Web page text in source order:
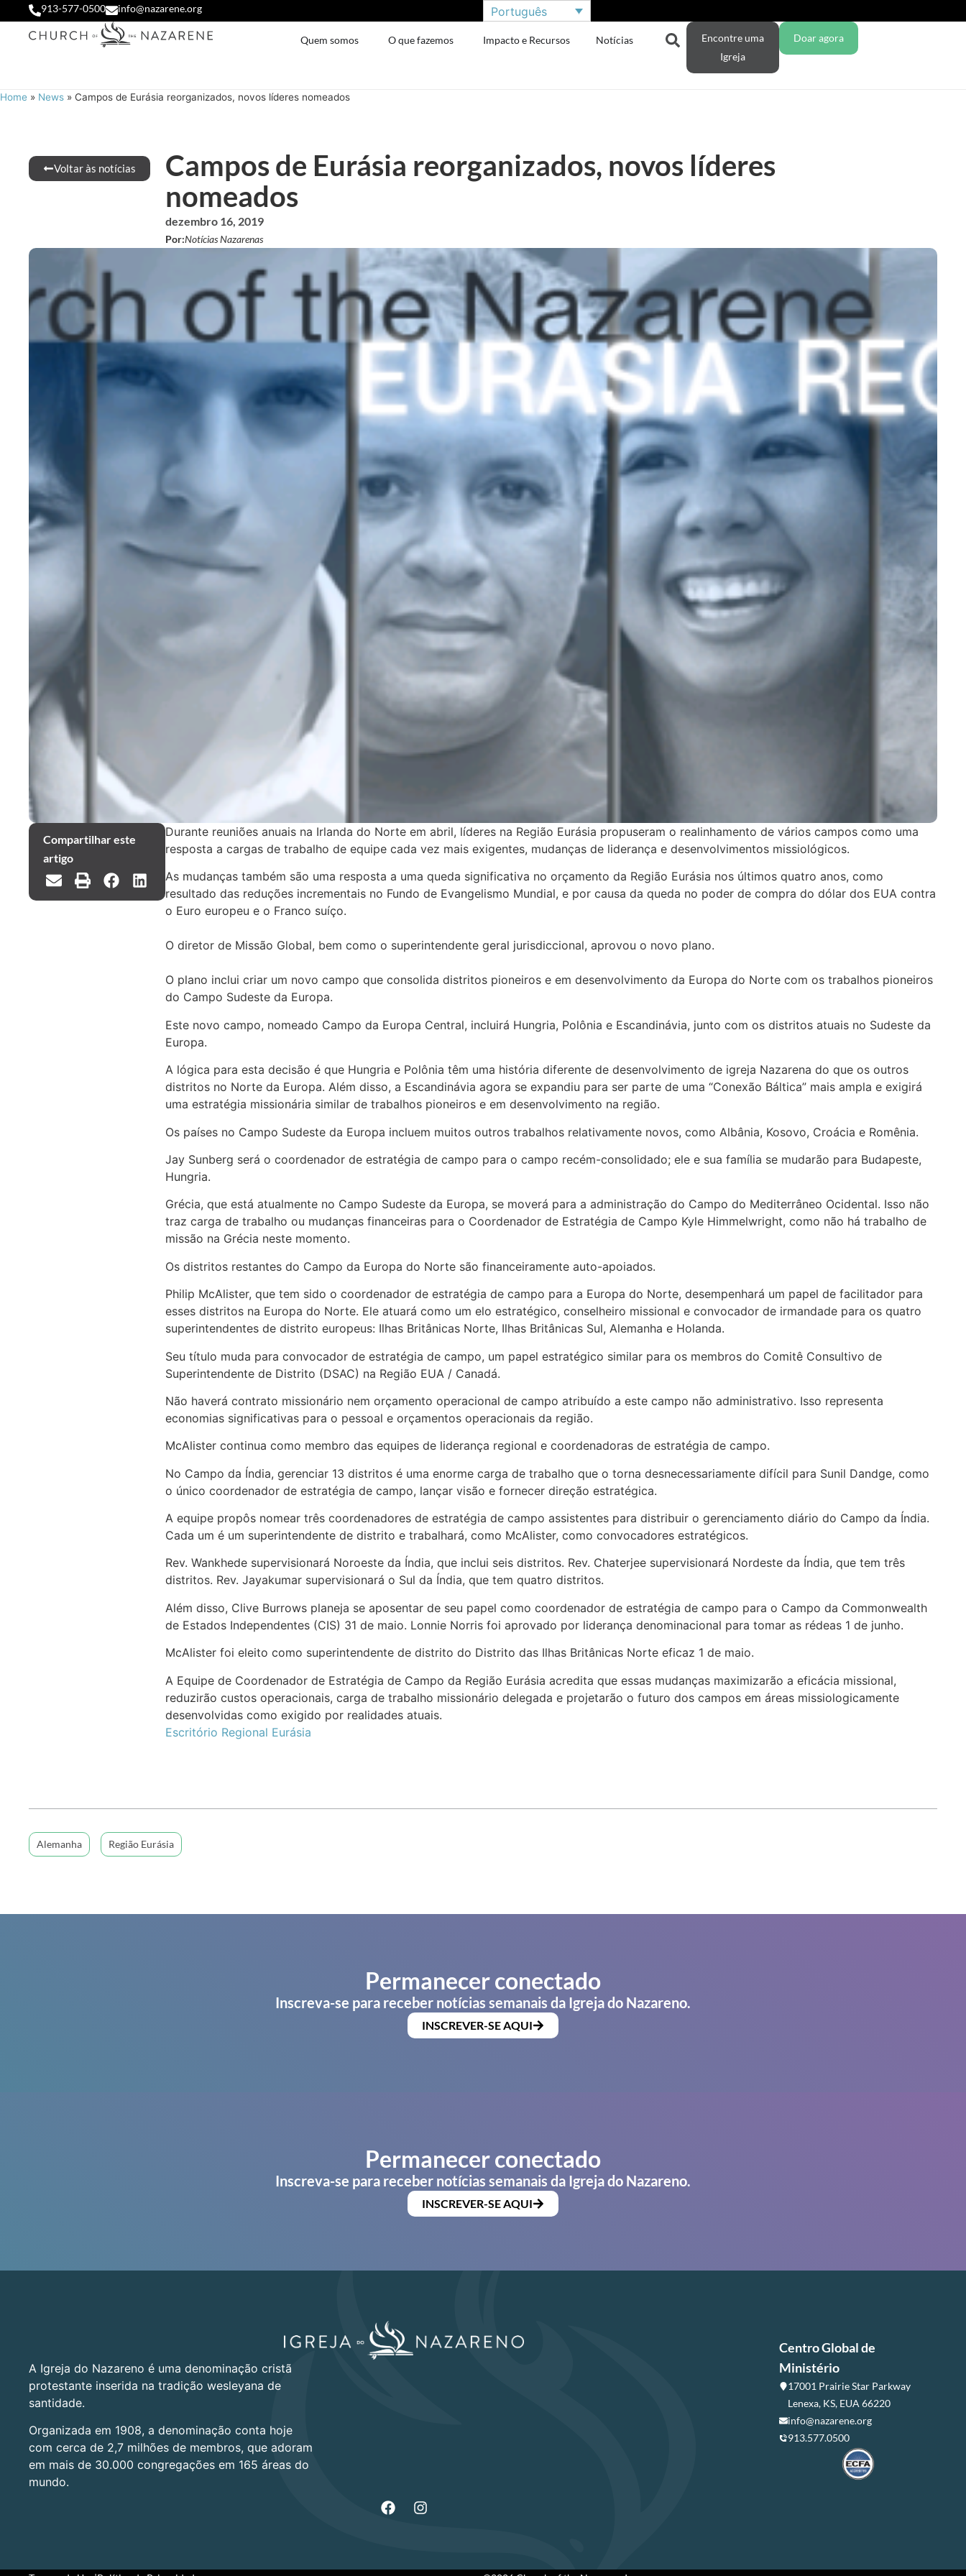
913-577-0500 info@nazarene.org Português
Quem somos O que fazemos Impacto e Recursos Notícias
Encontre uma
Igreja
Doar agora
Home » News » Campos de Eurásia reorganizados, novos líderes nomeados
Voltar às notícias
Campos de Eurásia reorganizados, novos líderes
nomeados
dezembro 16, 2019
Por:Notícias Nazarenas
Compartilhar este
artigo
Durante reuniões anuais na Irlanda do Norte em abril, líderes na Região Eurásia propuseram o realinhamento de vários campos como uma
resposta a cargas de trabalho de equipe cada vez mais exigentes, mudanças de liderança e desenvolvimentos missiológicos.
As mudanças também são uma resposta a uma queda significativa no orçamento da Região Eurásia nos últimos quatro anos, como
resultado das reduções incrementais no Fundo de Evangelismo Mundial, e por causa da queda no poder de compra do dólar dos EUA contra
o Euro europeu e o Franco suíço.
O diretor de Missão Global, bem como o superintendente geral jurisdiccional, aprovou o novo plano.
O plano inclui criar um novo campo que consolida distritos pioneiros e em desenvolvimento da Europa do Norte com os trabalhos pioneiros
do Campo Sudeste da Europa.
Este novo campo, nomeado Campo da Europa Central, incluirá Hungria, Polônia e Escandinávia, junto com os distritos atuais no Sudeste da
Europa.
A lógica para esta decisão é que Hungria e Polônia têm uma história diferente de desenvolvimento de igreja Nazarena do que os outros
distritos no Norte da Europa. Além disso, a Escandinávia agora se expandiu para ser parte de uma “Conexão Báltica” mais ampla e exigirá
uma estratégia missionária similar de trabalhos pioneiros e em desenvolvimento na região.
Os países no Campo Sudeste da Europa incluem muitos outros trabalhos relativamente novos, como Albânia, Kosovo, Croácia e Romênia.
Jay Sunberg será o coordenador de estratégia de campo para o campo recém-consolidado; ele e sua família se mudarão para Budapeste,
Hungria.
Grécia, que está atualmente no Campo Sudeste da Europa, se moverá para a administração do Campo do Mediterrâneo Ocidental. Isso não
traz carga de trabalho ou mudanças financeiras para o Coordenador de Estratégia de Campo Kyle Himmelwright, como não há trabalho de
missão na Grécia neste momento.
Os distritos restantes do Campo da Europa do Norte são financeiramente auto-apoiados.
Philip McAlister, que tem sido o coordenador de estratégia de campo para a Europa do Norte, desempenhará um papel de facilitador para
esses distritos na Europa do Norte. Ele atuará como um elo estratégico, conselheiro missional e convocador de irmandade para os quatro
superintendentes de distrito europeus: Ilhas Britânicas Norte, Ilhas Britânicas Sul, Alemanha e Holanda.
Seu título muda para convocador de estratégia de campo, um papel estratégico similar para os membros do Comitê Consultivo de
Superintendente de Distrito (DSAC) na Região EUA / Canadá.
Não haverá contrato missionário nem orçamento operacional de campo atribuído a este campo não administrativo. Isso representa
economias significativas para o pessoal e orçamentos operacionais da região.
McAlister continua como membro das equipes de liderança regional e coordenadoras de estratégia de campo.
No Campo da Índia, gerenciar 13 distritos é uma enorme carga de trabalho que o torna desnecessariamente difícil para Sunil Dandge, como
o único coordenador de estratégia de campo, lançar visão e fornecer direção estratégica.
A equipe propôs nomear três coordenadores de estratégia de campo assistentes para distribuir o gerenciamento diário do Campo da Índia.
Cada um é um superintendente de distrito e trabalhará, como McAlister, como convocadores estratégicos.
Rev. Wankhede supervisionará Noroeste da Índia, que inclui seis distritos. Rev. Chaterjee supervisionará Nordeste da Índia, que tem três
distritos. Rev. Jayakumar supervisionará o Sul da Índia, que tem quatro distritos.
Além disso, Clive Burrows planeja se aposentar de seu papel como coordenador de estratégia de campo para o Campo da Commonwealth
de Estados Independentes (CIS) 31 de maio. Lonnie Norris foi aprovado por liderança denominacional para tomar as rédeas 1 de junho.
McAlister foi eleito como superintendente de distrito do Distrito das Ilhas Britânicas Norte eficaz 1 de maio.
A Equipe de Coordenador de Estratégia de Campo da Região Eurásia acredita que essas mudanças maximizarão a eficácia missional,
reduzirão custos operacionais, carga de trabalho missionário delegada e projetarão o futuro dos campos em áreas missiologicamente
desenvolvidas como exigido por realidades atuais.
Escritório Regional Eurásia
Alemanha Região Eurásia
Permanecer conectado
Inscreva-se para receber notícias semanais da Igreja do Nazareno.
INSCREVER-SE AQUI
Permanecer conectado
Inscreva-se para receber notícias semanais da Igreja do Nazareno.
INSCREVER-SE AQUI
A Igreja do Nazareno é uma denominação cristã
protestante inserida na tradição wesleyana de
santidade.
Organizada em 1908, a denominação conta hoje
com cerca de 2,7 milhões de membros, que adoram
em mais de 30.000 congregações em 165 áreas do
mundo.
Centro Global de
Ministério
17001 Prairie Star Parkway
Lenexa, KS, EUA 66220
info@nazarene.org
913.577.0500